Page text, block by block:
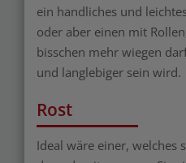
ein handliches und
oder aber einen mit
bisschen mehr wiegen
und langlebiger sein wird.
Rost
Ideal wäre einer, welches